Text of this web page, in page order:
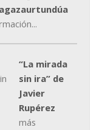
“La mirada
sin ira” de
Javier
Rupérez
más